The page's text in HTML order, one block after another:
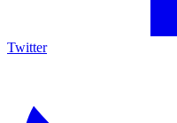
Twitter